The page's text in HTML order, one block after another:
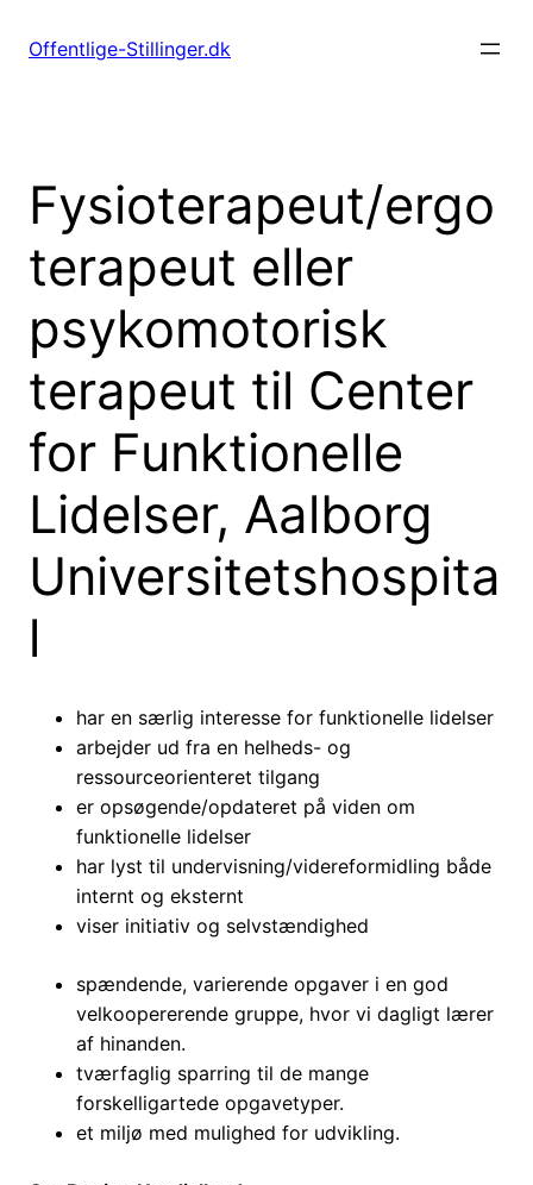
Offentlige-Stillinger.dk
Fysioterapeut/ergo
terapeut eller
psykomotorisk
terapeut til Center
for Funktionelle
Lidelser, Aalborg
Universitetshospita
l
har en særlig interesse for funktionelle lidelser
arbejder ud fra en helheds- og
ressourceorienteret tilgang
er opsøgende/opdateret på viden om
funktionelle lidelser
har lyst til undervisning/videreformidling både
internt og eksternt
viser initiativ og selvstændighed
spændende, varierende opgaver i en god
velkoopererende gruppe, hvor vi dagligt lærer
af hinanden.
tværfaglig sparring til de mange
forskelligartede opgavetyper.
et miljø med mulighed for udvikling.